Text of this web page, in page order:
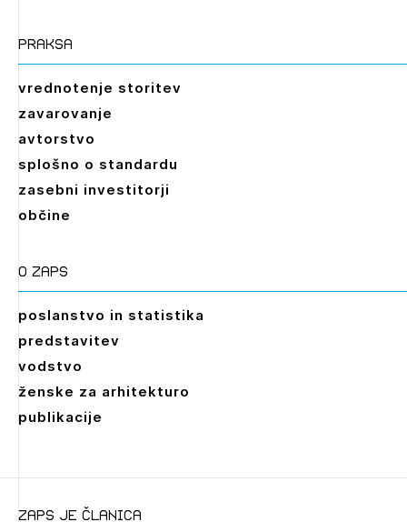
praksa
vrednotenje storitev
zavarovanje
avtorstvo
splošno o standardu
zasebni investitorji
občine
O zaps
poslanstvo in statistika
predstavitev
vodstvo
ženske za arhitekturo
publikacije
zaps je članica